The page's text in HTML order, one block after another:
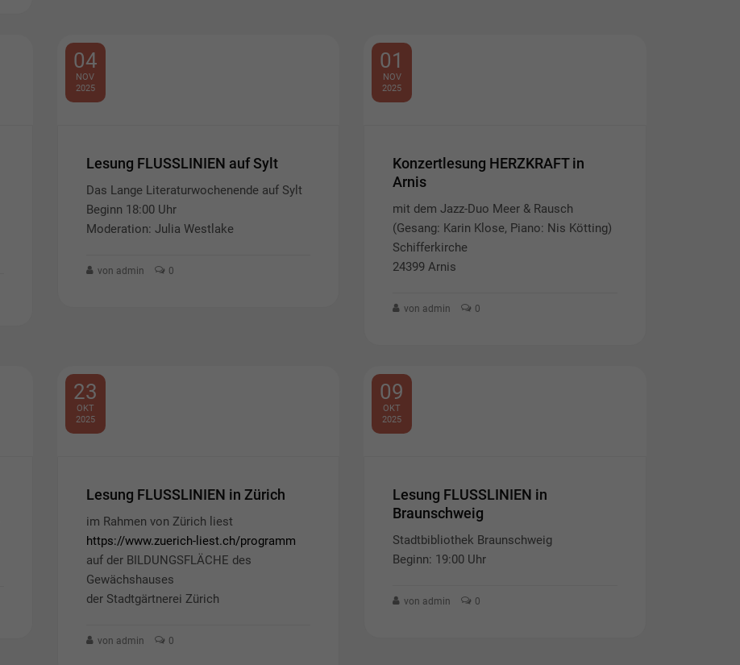
04
NOV
2025
Lesung FLUSSLINIEN auf Sylt
Das Lange Literaturwochenende auf Sylt
Beginn 18:00 Uhr
Moderation: Julia Westlake
von admin 0
01
NOV
2025
Konzertlesung HERZKRAFT in
Arnis
mit dem Jazz-Duo Meer & Rausch
(Gesang: Karin Klose, Piano: Nis Kötting)
Schifferkirche
24399 Arnis
von admin 0
23
OKT
2025
Lesung FLUSSLINIEN in Zürich
im Rahmen von Zürich liest
https://www.zuerich-liest.ch/programm
auf der BILDUNGSFLÄCHE des
Gewächshauses
der Stadtgärtnerei Zürich
von admin 0
09
OKT
2025
Lesung FLUSSLINIEN in
Braunschweig
Stadtbibliothek Braunschweig
Beginn: 19:00 Uhr
von admin 0